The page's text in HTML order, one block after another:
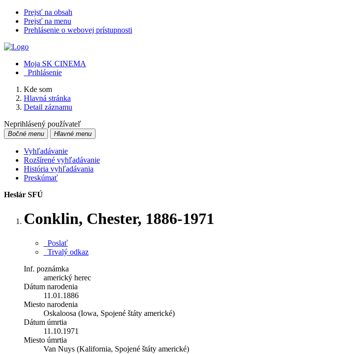
Prejsť na obsah
Prejsť na menu
Prehlásenie o webovej prístupnosti
Moja SK CINEMA
Prihlásenie
Kde som
Hlavná stránka
Detail záznamu
Neprihlásený používateľ
Bočné menu Hlavné menu
Vyhľadávanie
Rozšírené vyhľadávanie
História vyhľadávania
Preskúmať
Heslár SFÚ
Conklin, Chester, 1886-1971
Poslať
Trvalý odkaz
Inf. poznámka
americký herec
Dátum narodenia
11.01.1886
Miesto narodenia
Oskaloosa (Iowa, Spojené štáty americké)
Dátum úmrtia
11.10.1971
Miesto úmrtia
Van Nuys (Kalifornia, Spojené štáty americké)